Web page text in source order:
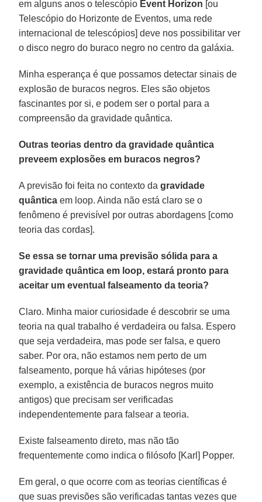
em alguns anos o telescópio Event Horizon [ou
Telescópio do Horizonte de Eventos, uma rede
internacional de telescópios] deve nos possibilitar ver
o disco negro do buraco negro no centro da galáxia.
Minha esperança é que possamos detectar sinais de
explosão de buracos negros. Eles são objetos
fascinantes por si, e podem ser o portal para a
compreensão da gravidade quântica.
Outras teorias dentro da gravidade quântica
preveem explosões em buracos negros?
A previsão foi feita no contexto dagravidade
quântica em loop. Ainda não está claro se o
fenômeno é previsível por outras abordagens [como
teoria das cordas].
Se essa se tornar uma previsão sólida para a
gravidade quântica em loop, estará pronto para
aceitar um eventual falseamento da teoria?
Claro. Minha maior curiosidade é descobrir se uma
teoria na qual trabalho é verdadeira ou falsa. Espero
que seja verdadeira, mas pode ser falsa, e quero
saber. Por ora, não estamos nem perto de um
falseamento, porque há várias hipóteses (por
exemplo, a existência de buracos negros muito
antigos) que precisam ser verificadas
independentemente para falsear a teoria.
Existe falseamento direto, mas não tão
frequentemente como indica o filósofo [Karl] Popper.
Em geral, o que ocorre com as teorias científicas é
que suas previsões são verificadas tantas vezes que